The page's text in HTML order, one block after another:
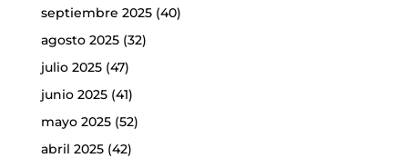
septiembre 2025(40)
agosto 2025(32)
julio 2025(47)
junio 2025(41)
mayo 2025(52)
abril 2025(42)